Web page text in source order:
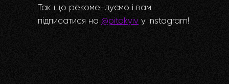
Так що рекомендуємо і вам
підписатися на @pitakyiv у Instagram!